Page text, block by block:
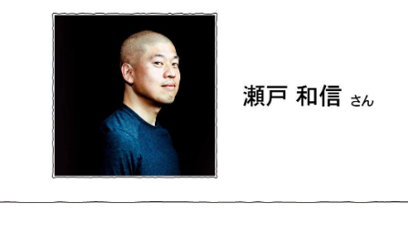
RENTAL
SPACE
FLOW（ご
WORK
LOUNGE
BUSHITSU